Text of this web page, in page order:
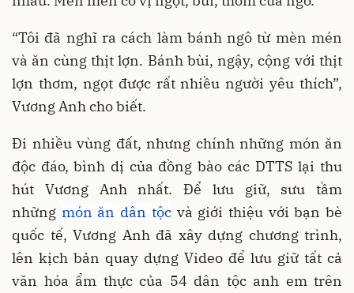
“Tôi đã nghĩ ra cách làm bánh ngô từ mèn mén
và ăn cùng thịt lợn. Bánh bùi, ngậy, cộng với thịt
lợn thơm, ngọt được rất nhiều người yêu thích”,
Vương Anh cho biết.
Đi nhiều vùng đất, nhưng chính những món ăn
độc đáo, bình dị của đồng bào các DTTS lại thu
hút Vương Anh nhất. Để lưu giữ, sưu tầm
những món ăn dân tộcvà giới thiệu với bạn bè
quốc tế, Vương Anh đã xây dựng chương trình,
lên kịch bản quay dựng Video để lưu giữ tất cả
văn hóa ẩm thực của 54 dân tộc anh em trên